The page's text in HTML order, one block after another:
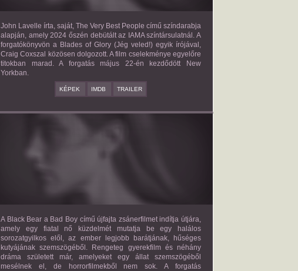
John Lavelle írta, saját, The Very Best People című színdarabja
alapján, amely 2024 őszén debütált az IAMA színtársulatnál. A
forgatókönyvön a Blades of Glory (Jég veled!) egyik írójával,
Craig Coxszal közösen dolgozott. A film cselekménye egyelőre
titokban marad. A forgatás május 22-én kezdődött New
Yorkban.
KÉPEK IMDB TRAILER
BAD BOY
A Black Bear a Bad Boy című újfajta zsánerfilmet indítja útjára,
amely egy fiatal nő küzdelmét mutatja be egy halálos
sorozatgyilkos elől, az ember legjobb barátjának, hűséges
kutyájának szemszögéből. Rengeteg gyerekfilm és néhány
dráma született már, amelyeket egy állat szemszögéből
mesélnek el, de horrorfilmekből nem sok. A forgatás